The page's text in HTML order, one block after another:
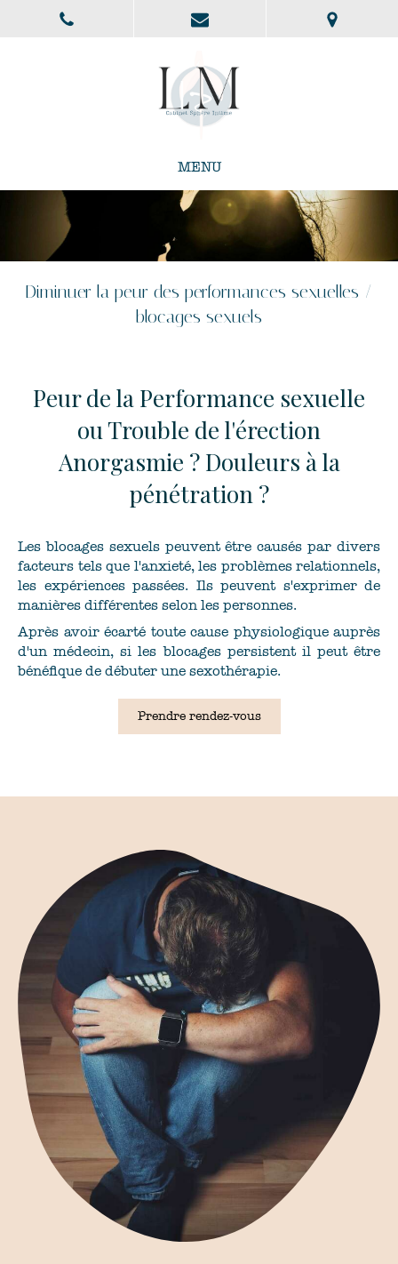
MENU
Diminuer la peur des performances sexuelles /
blocages sexuels
Peur de la Performance sexuelle
ou Trouble de l'érection
Anorgasmie ? Douleurs à la
pénétration ?
Les blocages sexuels peuvent être causés par divers
facteurs tels que l'anxieté, les problèmes relationnels,
les expériences passées. Ils peuvent s'exprimer de
manières différentes selon les personnes.
Après avoir écarté toute cause physiologique auprès
d'un médecin, si les blocages persistent il peut être
bénéfique de débuter une sexothérapie.
Prendre rendez-vous